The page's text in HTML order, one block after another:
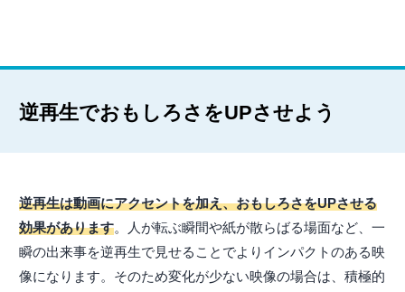
逆再生でおもしろさをUPさせよう
逆再生は動画にアクセントを加え、おもしろさをUPさせる
効果があります。人が転ぶ瞬間や紙が散らばる場面など、一
瞬の出来事を逆再生で見せることでよりインパクトのある映
像になります。そのため変化が少ない映像の場合は、積極的